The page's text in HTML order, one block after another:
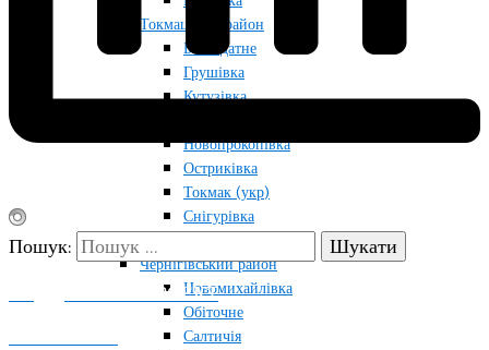
Токмацький район
Благодатне
Грушівка
Кутузівка
Новопрокопівка
Остриківка
Токмак (укр)
Снігурівка
Чернігівський район
Новомихайлівка
Обіточне
Салтичія
Пошук:
ПОДДЕРЖАТЬ ПРОЕКТ